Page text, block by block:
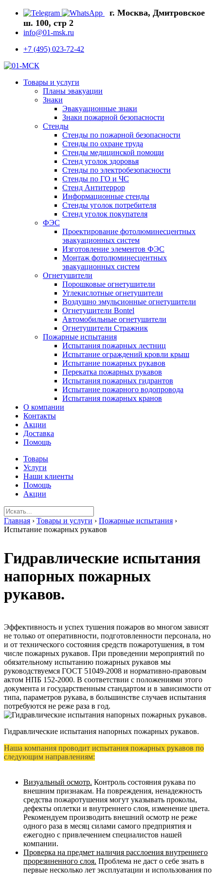
г. Москва, Дмитровское
ш. 100, стр 2
info@01-msk.ru
+7 (495) 023-72-42
Товары и услуги
Планы эвакуации
Знаки
Эвакуационные знаки
Знаки пожарной безопасности
Стенды
Стенды по пожарной безопасности
Стенды по охране труда
Стенды медицинской помощи
Стенд уголок здоровья
Стенды по электробезопасности
Стенды по ГО и ЧС
Стенд Антитеррор
Информационные стенды
Стенды уголок потребителя
Стенд уголок покупателя
ФЭС
Проектирование фотолюминесцентных
эвакуационных систем
Изготовление элементов ФЭС
Монтаж фотолюминесцентных
эвакуационных систем
Огнетушители
Порошковые огнетушители
Углекислотные огнетушители
Воздушно эмульсионные огнетушители
Огнетушители Bontel
Автомобильные огнетушители
Огнетушители Стражник
Пожарные испытания
Испытания пожарных лестниц
Испытание ограждений кровли крыш
Испытание пожарных рукавов
Перекатка пожарных рукавов
Испытания пожарных гидрантов
Испытание пожарного водопровода
Испытания пожарных кранов
О компании
Контакты
Акции
Доставка
Помощь
Товары
Услуги
Наши клиенты
Помощь
Акции
Главная › Товары и услуги › Пожарные испытания ›
Испытание пожарных рукавов
Гидравлические испытания
напорных пожарных
рукавов.
Эффективность и успех тушения пожаров во многом зависят
не только от оперативности, подготовленности персонала, но
и от технического состояния средств пожаротушения, в том
числе пожарных рукавов. При проведении мероприятий по
обязательному испытанию пожарных рукавов мы
руководствуемся ГОСТ 51049-2008 и нормативно-правовым
актом НПБ 152-2000. В соответствии с положениями этого
документа и государственным стандартом и в зависимости от
типа, параметров рукава, в большинстве случаев испытания
потребуются не реже раза в год.
Гидравлические испытания напорных пожарных рукавов.
Наша компания проводит испытания пожарных рукавов по
следующим направлениям:
Визуальный осмотр. Контроль состояния рукава по
внешним признакам. На повреждения, ненадежность
средства пожаротушения могут указывать проколы,
дефекты оплетки и внутреннего слоя, изменение цвета.
Рекомендуем производить внешний осмотр не реже
одного раза в месяц силами самого предприятия и
ежегодно с привлечением специалистов нашей
компании.
Проверка на предмет наличия расслоения внутреннего
прорезиненного слоя. Проблема не даст о себе знать в
первые несколько лет эксплуатации и использования по